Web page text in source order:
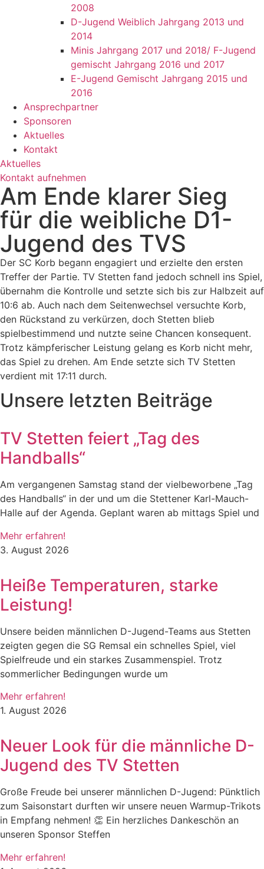
2008
D-Jugend Weiblich Jahrgang 2013 und
2014
Minis Jahrgang 2017 und 2018/ F-Jugend
gemischt Jahrgang 2016 und 2017
E-Jugend Gemischt Jahrgang 2015 und
2016
Ansprechpartner
Sponsoren
Aktuelles
Kontakt
Aktuelles
Kontakt aufnehmen
Am Ende klarer Sieg
für die weibliche D1-
Jugend des TVS
Der SC Korb begann engagiert und erzielte den ersten
Treffer der Partie. TV Stetten fand jedoch schnell ins Spiel,
übernahm die Kontrolle und setzte sich bis zur Halbzeit auf
10:6 ab. Auch nach dem Seitenwechsel versuchte Korb,
den Rückstand zu verkürzen, doch Stetten blieb
spielbestimmend und nutzte seine Chancen konsequent.
Trotz kämpferischer Leistung gelang es Korb nicht mehr,
das Spiel zu drehen. Am Ende setzte sich TV Stetten
verdient mit 17:11 durch.
Unsere letzten Beiträge
TV Stetten feiert „Tag des
Handballs“
Am vergangenen Samstag stand der vielbeworbene „Tag
des Handballs“ in der und um die Stettener Karl-Mauch-
Halle auf der Agenda. Geplant waren ab mittags Spiel und
Mehr erfahren!
3. August 2026
Heiße Temperaturen, starke
Leistung!
Unsere beiden männlichen D-Jugend-Teams aus Stetten
zeigten gegen die SG Remsal ein schnelles Spiel, viel
Spielfreude und ein starkes Zusammenspiel. Trotz
sommerlicher Bedingungen wurde um
Mehr erfahren!
1. August 2026
Neuer Look für die männliche D-
Jugend des TV Stetten
Große Freude bei unserer männlichen D-Jugend: Pünktlich
zum Saisonstart durften wir unsere neuen Warmup-Trikots
in Empfang nehmen! 👏 Ein herzliches Dankeschön an
unseren Sponsor Steffen
Mehr erfahren!